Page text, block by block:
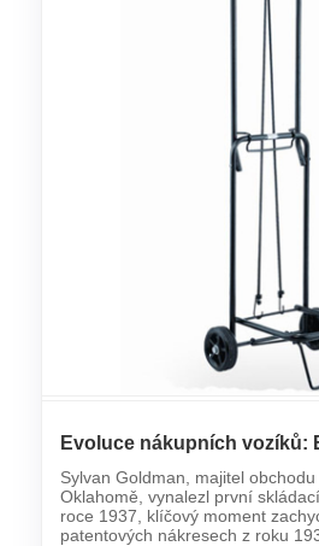
Evoluce nákupních vozíků:
inženýrského maloobchodu
Sylvan Goldman, majitel
Oklahomě, vynalezl první
roce 1937, klíčový moment
patentových nákresech z roku